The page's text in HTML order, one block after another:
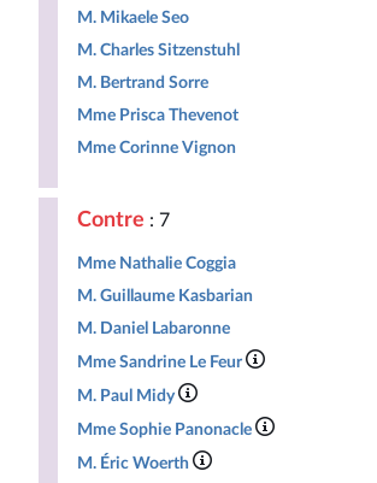
M. Mikaele Seo
M. Charles Sitzenstuhl
M. Bertrand Sorre
Mme Prisca Thevenot
Mme Corinne Vignon
Contre : 7
Mme Nathalie Coggia
M. Guillaume Kasbarian
M. Daniel Labaronne
Mme Sandrine Le Feur
M. Paul Midy
Mme Sophie Panonacle
M. Éric Woerth